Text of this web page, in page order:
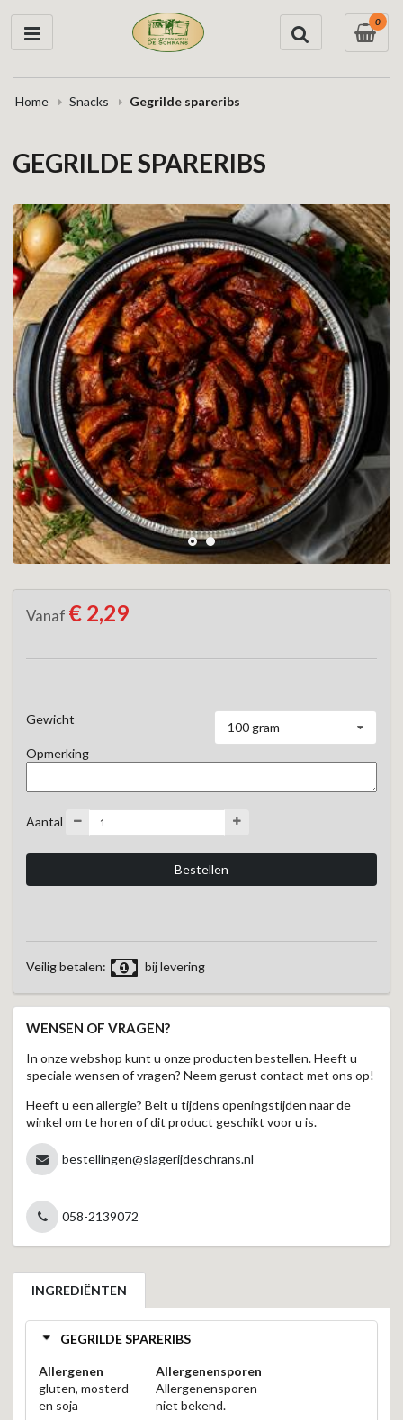
0
Home Snacks Gegrilde spareribs
GEGRILDE SPARERIBS
Vanaf € 2,29
Gewicht
100 gram
Opmerking
Aantal
Veilig betalen: bij levering
WENSEN OF VRAGEN?
In onze webshop kunt u onze producten bestellen. Heeft u
speciale wensen of vragen? Neem gerust contact met ons op!
Heeft u een allergie? Belt u tijdens openingstijden naar de
winkel om te horen of dit product geschikt voor u is.
bestellingen@slagerijdeschrans.nl
058-2139072
INGREDIËNTEN
GEGRILDE SPARERIBS
Allergenen
gluten, mosterd
en soja
Allergenensporen
Allergenensporen
niet bekend.